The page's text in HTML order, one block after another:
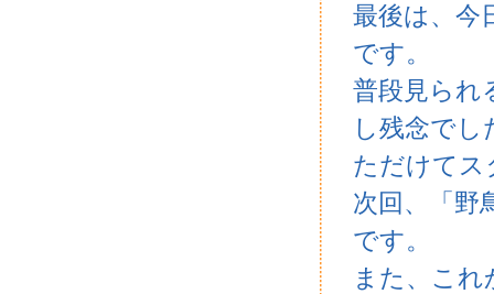
最後は、今
です。
普段見られ
し残念で
ただけてス
次回、「野
です。
また、こ